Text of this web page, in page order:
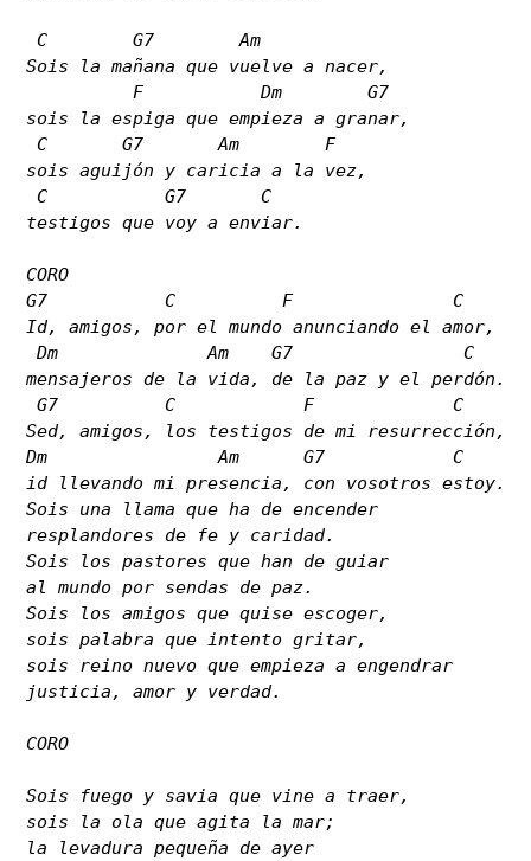
Cine
Videos
Música
Imágenes
C        G7        Am
Sois la mañana que vuelve a nacer,
          F           Dm        G7
sois la espiga que empieza a granar,
C       G7       Am        F
sois aguijón y caricia a la vez,
C           G7       C
testigos que voy a enviar.
CORO
G7           C          F               C
Id, amigos, por el mundo anunciando el amor,
Dm              Am    G7                C
mensajeros de la vida, de la paz y el perdón.
G7          C            F             C
Sed, amigos, los testigos de mi resurrección,
Dm                Am      G7            C
id llevando mi presencia, con vosotros estoy.
Sois una llama que ha de encender
resplandores de fe y caridad.
Sois los pastores que han de guiar
al mundo por sendas de paz.
Sois los amigos que quise escoger,
sois palabra que intento gritar,
sois reino nuevo que empieza a engendrar
justicia, amor y verdad.
CORO
Sois fuego y savia que vine a traer,
sois la ola que agita la mar;
la levadura pequeña de ayer